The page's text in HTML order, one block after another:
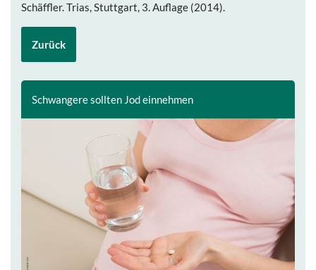
Schäffler. Trias, Stuttgart, 3. Auflage (2014).
Zurück
Schwangere sollten Jod einnehmen